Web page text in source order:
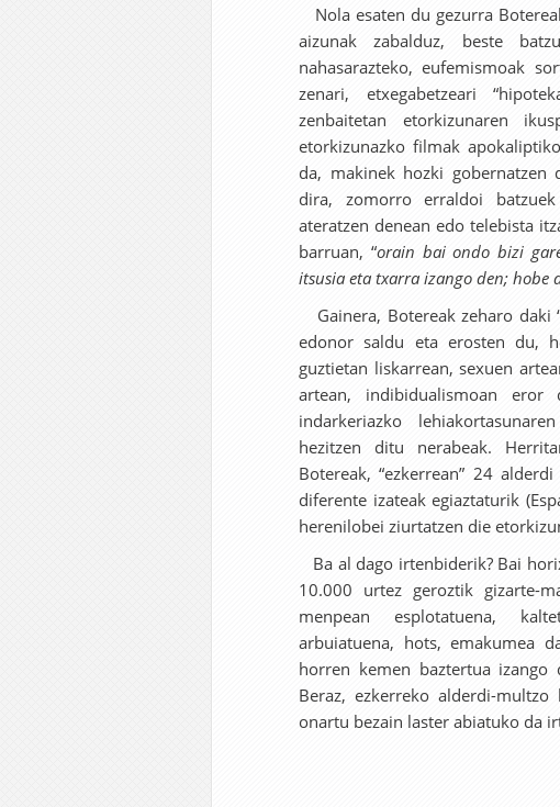
Nola esaten du gezurra
aizunak zabalduz, beste
nahasarazteko, eufemismoak
zenari, etxegabetzeari
zenbaitetan etorkizunaren
etorkizunazko filmak
da, makinek hozki gobernatzen
dira, zomorro erraldoi
ateratzen denean edo telebista
barruan, “orain bai ondo bizi
itsusia eta txarra izango den; hobe
Gainera, Botereak zeharo daki
edonor saldu eta erosten du,
guztietan liskarrean, sexuen
artean, indibidualismoan eror
indarkeriazko
hezitzen ditu nerabeak.
Botereak, “ezkerrean” 24
diferente izateak egiaztaturik
herenilobei ziurtatzen die
Ba al dago irtenbiderik? Bai
10.000 urtez geroztik gizarte-
menpean esplotatuena,
arbuiatuena, hots, emakumea
horren kemen baztertua izango
Beraz, ezkerreko alderdi-
onartu bezain laster abiatuko da